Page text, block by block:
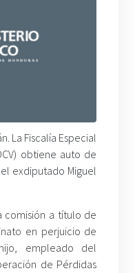
La Fiscalía Especial
obtiene auto de
exdiputado Miguel
comisión a título de
en perjuicio de
empleado del
de Pérdidas